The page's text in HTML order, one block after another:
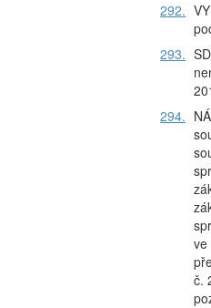
292.
293.
294.
ve
č.